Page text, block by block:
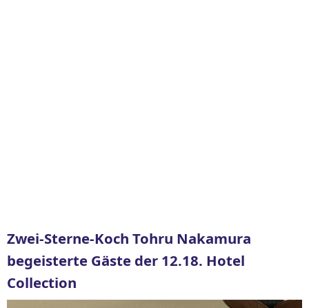
Zwei-Sterne-Koch Tohru Nakamura
begeisterte Gäste der 12.18. Hotel
Collection